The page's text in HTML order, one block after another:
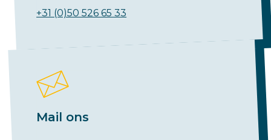
+31 (0)50 526 65 33
Mail ons